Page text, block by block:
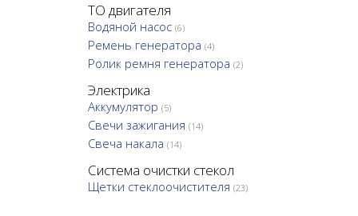
ТО двигателя
Водяной насос (6)
Ремень генератора (4)
Ролик ремня генератора (2)
Электрика
Аккумулятор (5)
Свечи зажигания (14)
Свеча накала (14)
Система очистки стекол
Щетки стеклоочистителя (23)